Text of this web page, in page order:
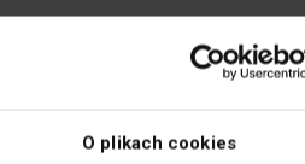
O plikach cookies
Tak